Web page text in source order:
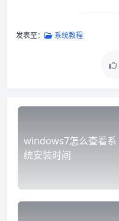
发表至： 系统教程
windows7怎么查看系
统安装时间